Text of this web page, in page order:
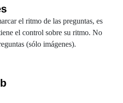
el ritmo de las preguntas, es
el control sobre su ritmo. No
(sólo imágenes).